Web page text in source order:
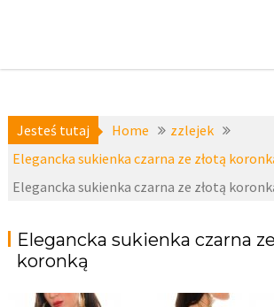
Jesteś tutaj Home
zzlejek
Elegancka sukienka czarna ze złotą
Elegancka sukienka czarna ze złotą
Elegancka sukienka czarna
koronką